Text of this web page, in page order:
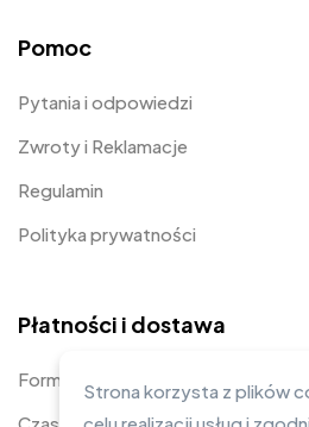
Pomoc
Pytania i odpowiedzi
Zwroty i Reklamacje
Regulamin
Polityka prywatności
Płatności i dostawa
Formy płatności
Strona korzysta z plików